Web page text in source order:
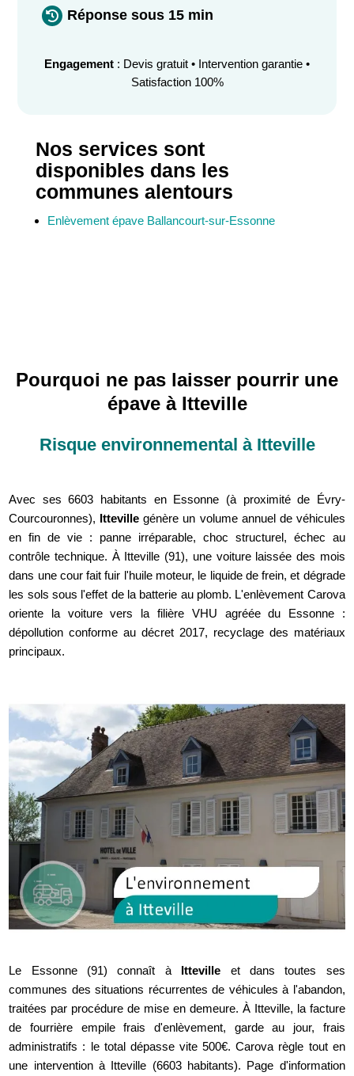
 Réponse sous 15 min
Engagement : Devis gratuit • Intervention garantie •
Satisfaction 100%
Nos services sont
disponibles dans les
communes alentours
Enlèvement épave Ballancourt-sur-Essonne
Pourquoi ne pas laisser pourrir une
épave à Itteville
Risque environnemental à Itteville
Avec ses 6603 habitants en Essonne (à proximité de Évry-
Courcouronnes), Itteville génère un volume annuel de véhicules
en fin de vie : panne irréparable, choc structurel, échec au
contrôle technique. À Itteville (91), une voiture laissée des mois
dans une cour fait fuir l'huile moteur, le liquide de frein, et dégrade
les sols sous l'effet de la batterie au plomb. L'enlèvement Carova
oriente la voiture vers la filière VHU agréée du Essonne :
dépollution conforme au décret 2017, recyclage des matériaux
principaux.
Le Essonne (91) connaît à Itteville et dans toutes ses
communes des situations récurrentes de véhicules à l'abandon,
traitées par procédure de mise en demeure. À Itteville, la facture
de fourrière empile frais d'enlèvement, garde au jour, frais
administratifs : le total dépasse vite 500€. Carova règle tout en
une intervention à Itteville (6603 habitants). Page d'information